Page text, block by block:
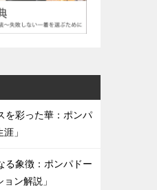
を彩った華：ポンパ
」
る象徴：ポンパドー
ン解説」